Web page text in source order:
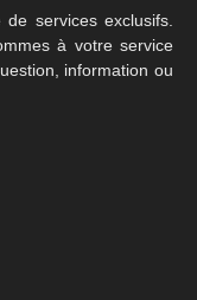
services exclusifs.
à votre service
information ou